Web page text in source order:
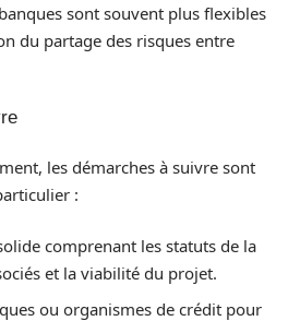
sont souvent plus flexibles
du partage des risques entre
les démarches à suivre sont
:
comprenant les statuts de la
et la viabilité du projet.
ou organismes de crédit pour